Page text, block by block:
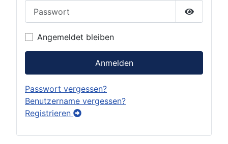
Show
Angemeldet bleiben
Anmelden
Passwort vergessen?
Benutzername vergessen?
Registrieren